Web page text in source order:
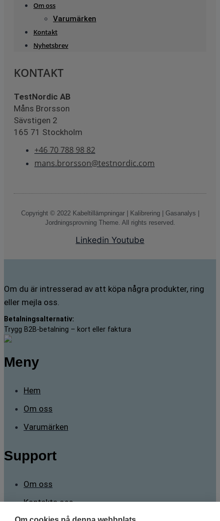
Om oss
Varumärken
Kontakt
Nyhetsbrev
KONTAKT
TestNordic AB
Måns Brorsson
Sävstigen 2
165 71 Stockholm
+46 70 788 98 82
mans.brorsson@testnordic.com
Copyright © 2022 Kabeltillämpningar | Kalibrering | Gasanalys |
Jordningsprovning Theme. All rights reserved.
Linkedin Youtube
Om du är intresserad av att köpa några produkter, ring
eller mejla oss.
Betalningsalternativ:
Trygg B2B-betalning – kort eller faktura
Meny
Hem
Om oss
Varumärken
Support
Om oss
Kontakta oss